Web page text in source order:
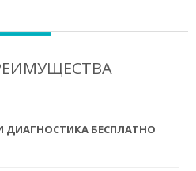
ДИАГНОСТИКА БЕСПЛАТНО